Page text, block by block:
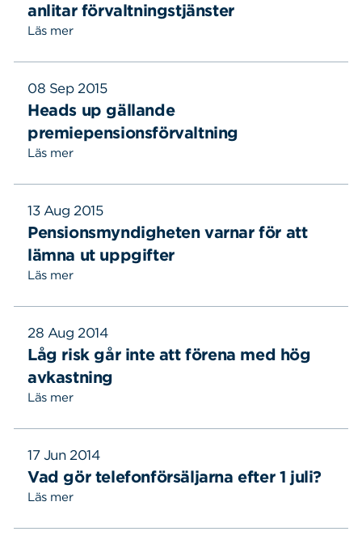
anlitar förvaltningstjänster
Läs mer
08 Sep 2015
Heads up gällande
premiepensionsförvaltning
Läs mer
13 Aug 2015
Pensionsmyndigheten varnar för att
lämna ut uppgifter
Läs mer
28 Aug 2014
Låg risk går inte att förena med hög
avkastning
Läs mer
17 Jun 2014
Vad gör telefonförsäljarna efter 1 juli?
Läs mer
Sök på sidan:Sök
efter: